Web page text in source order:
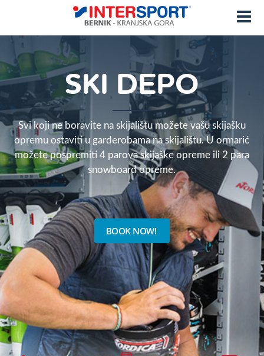
SKI DEPO
Svi koji ne boravite na skijalištu možete vašu skijašku
opremu ostaviti u garderobama na skijalištu. U ormarić
možete pospremiti 4 parova skijaške opreme ili 2 para
snowboard opreme.